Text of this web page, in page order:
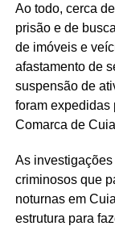
Ao todo, cerca
prisão e de
de imóveis e
afastamento de
suspensão de
foram expedidas
Comarca de
As
criminosos que
noturnas em
estrutura para